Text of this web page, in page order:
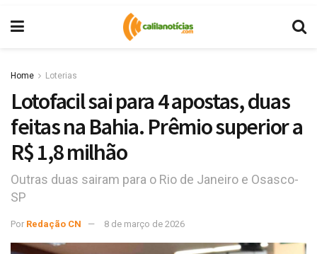
Home Loterias
Lotofacil sai para 4 apostas, duas
feitas na Bahia. Prêmio superior a
R$ 1,8 milhão
Outras duas sairam para o Rio de Janeiro e Osasco-
SP
Por Redação CN 8 de março de 2026